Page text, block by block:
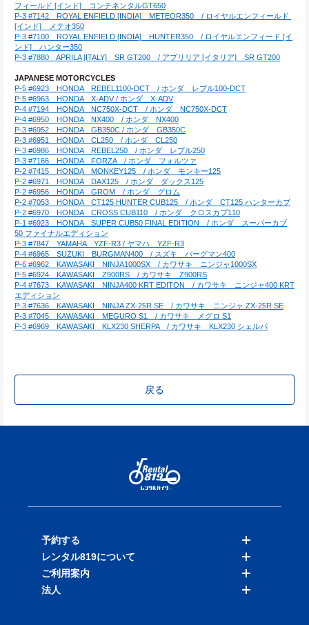
フィールド [インド]　コンチネンタルGT650
P-3 #7142　ROYAL ENFIELD [INDIA]　METEOR350　/ ロイヤルエンフィールド
[インド]　メテオ350
P-3 #7100　ROYAL ENFIELD [INDIA]　HUNTER350　/ ロイヤルエンフィード [イ
ンド]　ハンター350
P-3 #7880　APRILA [ITALY]　SR GT200　/ アプリリア [イタリア]　SR GT200
JAPANESE MOTORCYCLES
P-5 #6923　HONDA　REBEL1100-DCT　/ ホンダ　レブル100-DCT
P-5 #6963　HONDA　X-ADV / ホンダ　X-ADV
P-4 #7194　HONDA　NC750X-DCT　/ ホンダ　NC750X-DCT
P-4 #6950　HONDA　NX400　/ ホンダ　NX400
P-3 #6952　HONDA　GB350C / ホンダ　GB350C
P-3 #6951　HONDA　CL250　/ ホンダ　CL250
P-3 #6986　HONDA　REBEL250　/ ホンダ　レブル250
P-3 #7166　HONDA　FORZA　/ ホンダ　フォルツァ
P-2 #7415　HONDA　MONKEY125　/ ホンダ　モンキー125
P-2 #6971　HONDA　DAX125　/ ホンダ　ダックス125
P-2 #6956　HONDA　GROM　/ ホンダ　グロム
P-2 #7053　HONDA　CT125 HUNTER CUB125　/ ホンダ　CT125 ハンターカブ
P-2 #6970　HONDA　CROSS CUB110　/ ホンダ　クロスカブ110
P-1 #6923　HONDA　SUPER CUB50 FINAL EDITION　/ ホンダ　スーパーカブ
50 ファイナルエディション
P-3 #7847　YAMAHA　YZF-R3 / ヤマハ　YZF-R3
P-4 #6965　SUZUKI　BURGMAN400　/ スズキ　バーグマン400
P-6 #6962　KAWASAKI　NINJA1000SX　/ カワサキ　ニンジャ1000SX
P-5 #6924　KAWASAKI　Z900RS　/ カワサキ　Z900RS
P-4 #7673　KAWASAKI　NINJA400 KRT EDITON　/ カワサキ　ニンジャ400 KRT
エディション
P-3 #7636　KAWASAKI　NINJA ZX-25R SE　/ カワサキ　ニンジャ ZX-25R SE
P-3 #7045　KAWASAKI　MEGURO S1　/ カワサキ　メグロ S1
P-3 #6969　KAWASAKI　KLX230 SHERPA　/ カワサキ　KLX230 シェルパ
戻る
予約する
バイクを探す
店舗を探す
レンタル819について
料金表
ご利用案内
法人